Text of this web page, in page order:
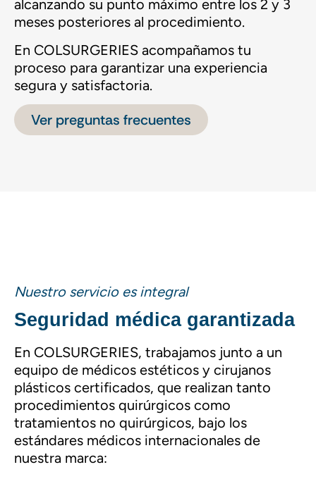
alcanzando su punto máximo entre los 2 y 3
meses posteriores al procedimiento.
En COLSURGERIES acompañamos tu
proceso para garantizar una experiencia
segura y satisfactoria.
Ver preguntas frecuentes
Nuestro servicio es integral
Seguridad médica garantizada
En COLSURGERIES, trabajamos junto a un
equipo de médicos estéticos y cirujanos
plásticos certificados, que realizan tanto
procedimientos quirúrgicos como
tratamientos no quirúrgicos, bajo los
estándares médicos internacionales de
nuestra marca: